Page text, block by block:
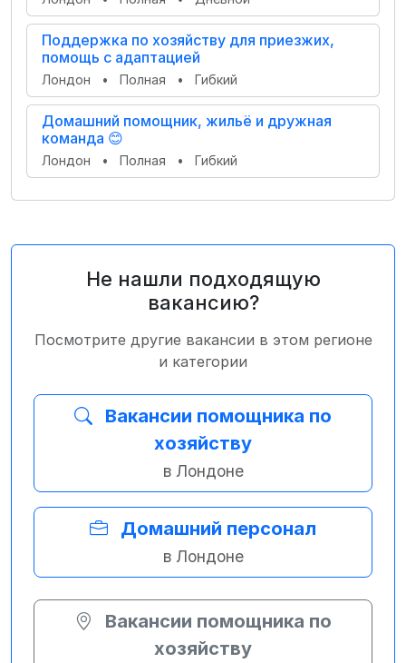
Поддержка по хозяйству для приезжих,
помощь с адаптацией
Лондон • Полная • Гибкий
Домашний помощник, жильё и дружная
команда 😊
Лондон • Полная • Гибкий
Не нашли подходящую
вакансию?
Посмотрите другие вакансии в этом регионе
и категории
Вакансии помощника по
хозяйству
в Лондоне
Домашний персонал
в Лондоне
Вакансии помощника по
хозяйству